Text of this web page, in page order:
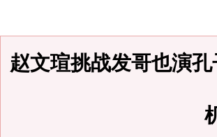
赵文瑄挑战发哥也演